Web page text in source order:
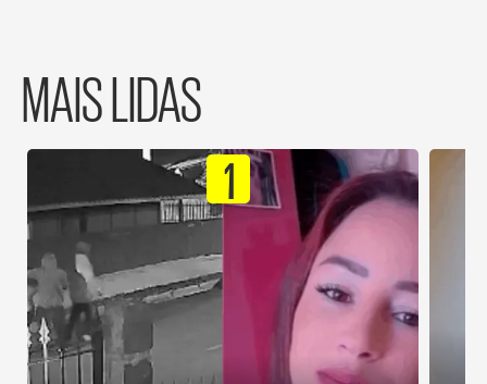
MAIS LIDAS
1